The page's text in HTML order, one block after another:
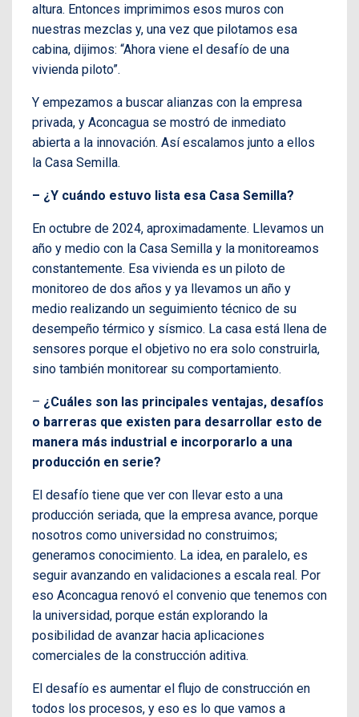
altura. Entonces imprimimos esos muros con
nuestras mezclas y, una vez que pilotamos esa
cabina, dijimos: “Ahora viene el desafío de una
vivienda piloto”.
Y empezamos a buscar alianzas con la empresa
privada, y Aconcagua se mostró de inmediato
abierta a la innovación. Así escalamos junto a ellos
la Casa Semilla.
– ¿Y cuándo estuvo lista esa Casa Semilla?
En octubre de 2024, aproximadamente. Llevamos un
año y medio con la Casa Semilla y la monitoreamos
constantemente. Esa vivienda es un piloto de
monitoreo de dos años y ya llevamos un año y
medio realizando un seguimiento técnico de su
desempeño térmico y sísmico. La casa está llena de
sensores porque el objetivo no era solo construirla,
sino también monitorear su comportamiento.
– ¿Cuáles son las principales ventajas, desafíos
o barreras que existen para desarrollar esto de
manera más industrial e incorporarlo a una
producción en serie?
El desafío tiene que ver con llevar esto a una
producción seriada, que la empresa avance, porque
nosotros como universidad no construimos;
generamos conocimiento. La idea, en paralelo, es
seguir avanzando en validaciones a escala real. Por
eso Aconcagua renovó el convenio que tenemos con
la universidad, porque están explorando la
posibilidad de avanzar hacia aplicaciones
comerciales de la construcción aditiva.
El desafío es aumentar el flujo de construcción en
todos los procesos, y eso es lo que vamos a